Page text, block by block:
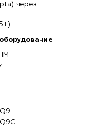
через